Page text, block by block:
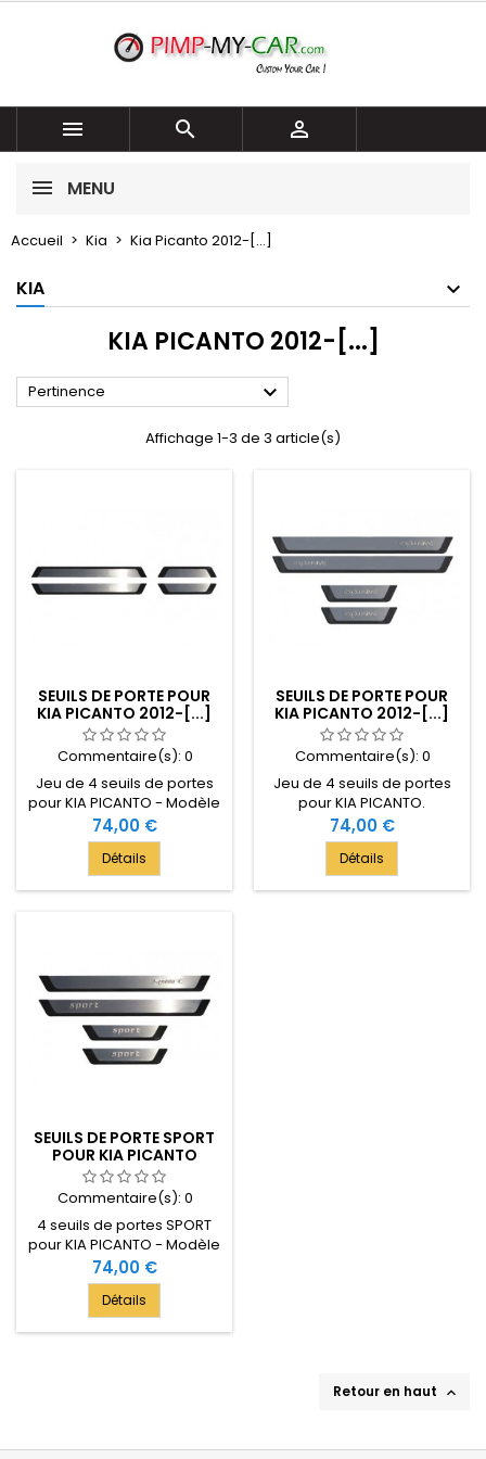
  
MENU
Accueil Kia Kia Picanto 2012-[...]
KIA
KIA PICANTO 2012-[...]
Pertinence 
Affichage 1-3 de 3 article(s)
SEUILS DE PORTE POUR
KIA PICANTO 2012-[...]
Commentaire(s): 0
Jeu de 4 seuils de portes
pour KIA PICANTO - Modèle
2012-[...]
Prix
74,00 €
Détails
SEUILS DE PORTE POUR
KIA PICANTO 2012-[...]
Commentaire(s): 0
Jeu de 4 seuils de portes
pour KIA PICANTO.
Compatible avec le
modèle 2012-[...].
Accessoire de restyling
pour votre KIA PICANTO
Prix
74,00 €
Détails
SEUILS DE PORTE SPORT
POUR KIA PICANTO
Commentaire(s): 0
4 seuils de portes SPORT
pour KIA PICANTO - Modèle
2012-[...] - Type HB
(Hatchback = modèle avec
hayon) 5 Portes - Prix pour
les 4 seuils de porte
Prix
74,00 €
Détails
Retour en haut 